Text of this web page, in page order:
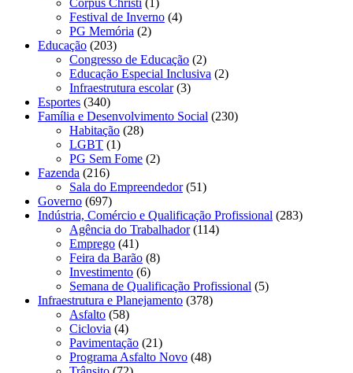
Festival de Inverno (4)
PG Memória (2)
Educação (203)
Congresso de Educação (2)
Educação Especial Inclusiva (2)
Infraestrutura escolar(3)
Esportes (340)
Família e Desenvolvimento Social (230)
Habitação (28)
LGBT (1)
PG Sem Fome (2)
Fazenda (216)
Sala do Empreendedor(51)
Governo (697)
Indústria, Comércio e Qualificação Profissional (283)
Agência do Trabalhador(114)
Emprego (41)
Feira da Barão (8)
Investimento (6)
Semana de Qualificação Profissional (5)
Infraestrutura e Planejamento (378)
Asfalto (58)
Ciclovia (4)
Pavimentação (21)
Programa Asfalto Novo (48)